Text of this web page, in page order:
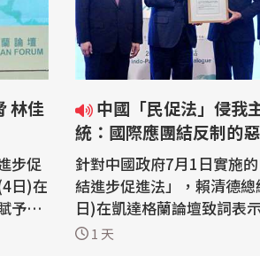
步促
日)在
予中
脅
中國「民促法」侵我主權 總
統：國際應團結反制的
針對中國政府7月1日實施
結進步促進法」，賴清德
日)在凱達格蘭論壇致詞表
僅侵害台灣主權、迫害宗
1 天